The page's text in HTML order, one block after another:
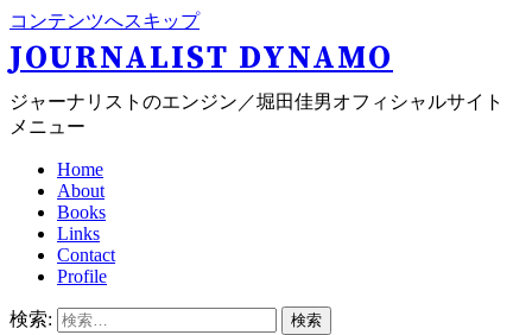
コンテンツへスキップ
JOURNALIST DYNAMO
ジャーナリストのエンジン／堀田佳男オフィシャルサイト
メニュー
Home
About
Books
Links
Contact
Profile
検索: